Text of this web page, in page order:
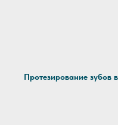
Протезирование зубов